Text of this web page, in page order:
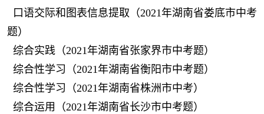
口语交际和图表信息提取（2021年湖南省娄底市中考
题）
综合实践（2021年湖南省张家界市中考题）
综合性学习（2021年湖南省衡阳市中考题）
综合性学习（2021年湖南省株洲市中考）
综合运用（2021年湖南省长沙市中考题）